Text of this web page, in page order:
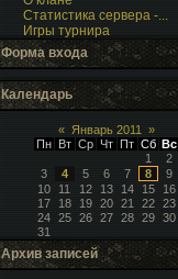
Статистика сервера -...
Игры турнира
Форма входа
Календарь
« Январь 2011
»
Пн
Вт Ср Чт Пт Сб Вс
1
2
3
4 5 6 7 8
9
10
11 12 13 14 15
16
17
18 19 20 21 22
23
24
25 26 27 28 29
30
31
Архив записей